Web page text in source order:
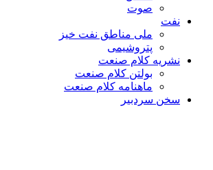
صوت
نفت
ملی مناطق نفت خیز
پتروشیمی
نشریه کلام صنعت
بولتن کلام صنعت
ماهنامه کلام صنعت
سخن سردبیر